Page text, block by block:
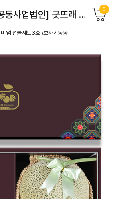
[부여군지역농협조합공동사업법인] 굿뜨래 프리미엄 선물세트3호 /보자기동봉 0
엄 선물세트3호 /보자기동봉